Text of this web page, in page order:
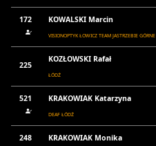
172 KOWALSKI Marcin
VISIONOPTYK ŁOWICZ TEAM JASTRZEBIE GÓRNE
225
KOZŁOWSKI Rafał
ŁÓDŹ
521 KRAKOWIAK Katarzyna
DEAF ŁÓDŹ
248 KRAKOWIAK Monika